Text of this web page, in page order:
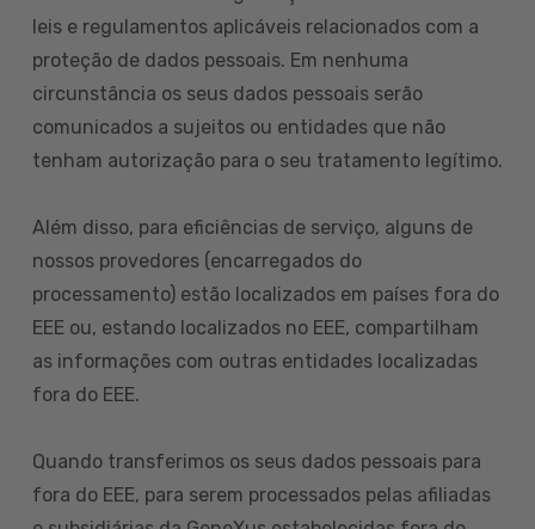
leis e regulamentos aplicáveis relacionados com a
proteção de dados pessoais. Em nenhuma
circunstância os seus dados pessoais serão
comunicados a sujeitos ou entidades que não
tenham autorização para o seu tratamento legítimo.
Além disso, para eficiências de serviço, alguns de
nossos provedores (encarregados do
processamento) estão localizados em países fora do
EEE ou, estando localizados no EEE, compartilham
as informações com outras entidades localizadas
fora do EEE.
Quando transferimos os seus dados pessoais para
fora do EEE, para serem processados pelas afiliadas